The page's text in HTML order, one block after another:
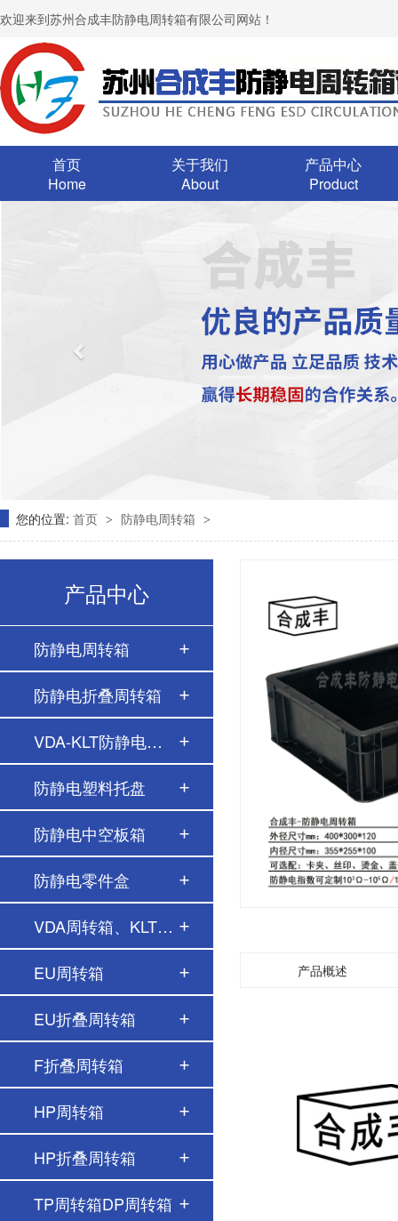
欢迎来到苏州合成丰防静电周转箱有限公司网站！
首页
Home
关于我们
About
产品中心
Product
您的位置: 首页 > 防静电周转箱 >
产品中心
防静电周转箱
防静电折叠周转箱
VDA-KLT防静电周转…
防静电塑料托盘
防静电中空板箱
防静电零件盒
VDA周转箱、KLT周转…
EU周转箱
EU折叠周转箱
F折叠周转箱
HP周转箱
HP折叠周转箱
TP周转箱DP周转箱
产品概述